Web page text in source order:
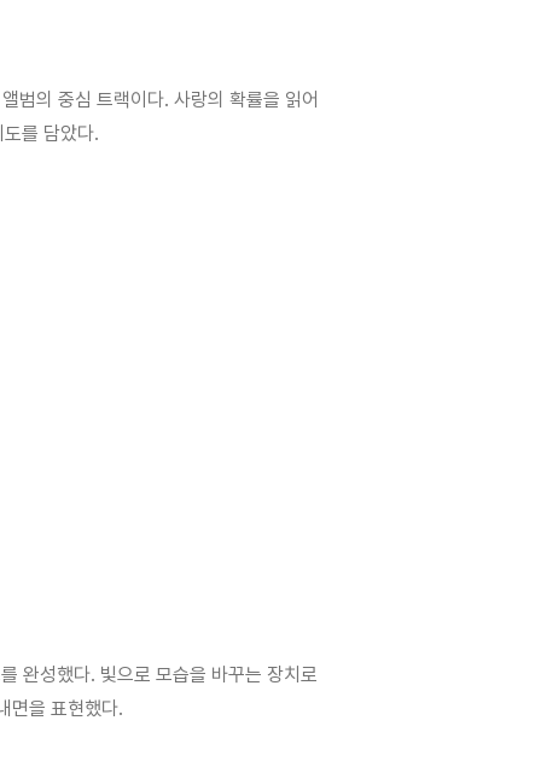
의 중심 트랙이다. 사랑의 확률을 읽어
를 담았다.
완성했다. 빛으로 모습을 바꾸는 장치로
면을 표현했다.